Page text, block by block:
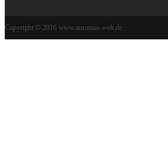
Copyright © 2016 www.auronias-welt.de